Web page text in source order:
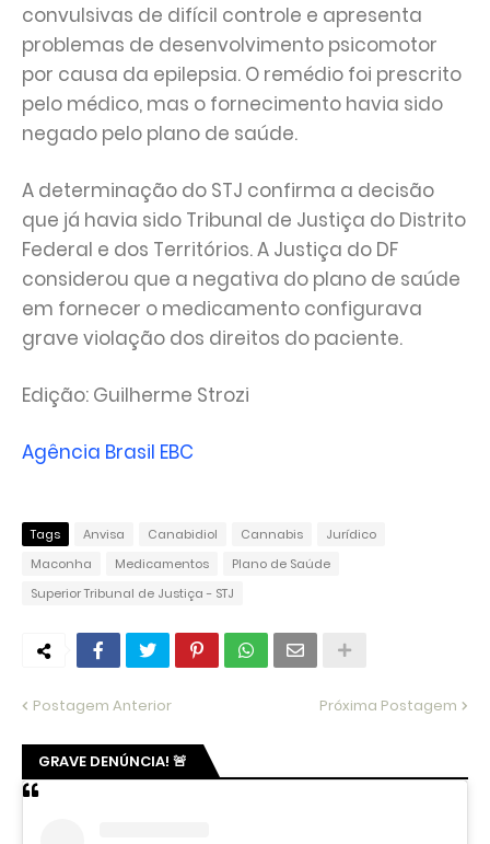
convulsivas de difícil controle e apresenta
problemas de desenvolvimento psicomotor
por causa da epilepsia. O remédio foi prescrito
pelo médico, mas o fornecimento havia sido
negado pelo plano de saúde.
A determinação do STJ confirma a decisão
que já havia sido Tribunal de Justiça do Distrito
Federal e dos Territórios. A Justiça do DF
considerou que a negativa do plano de saúde
em fornecer o medicamento configurava
grave violação dos direitos do paciente.
Edição: Guilherme Strozi
Agência Brasil EBC
Tags Anvisa Canabidiol Cannabis
Jurídico
Maconha
Medicamentos
Plano de Saúde
Superior Tribunal de Justiça - STJ
Postagem Anterior Próxima Postagem
GRAVE DENÚNCIA! 🚨